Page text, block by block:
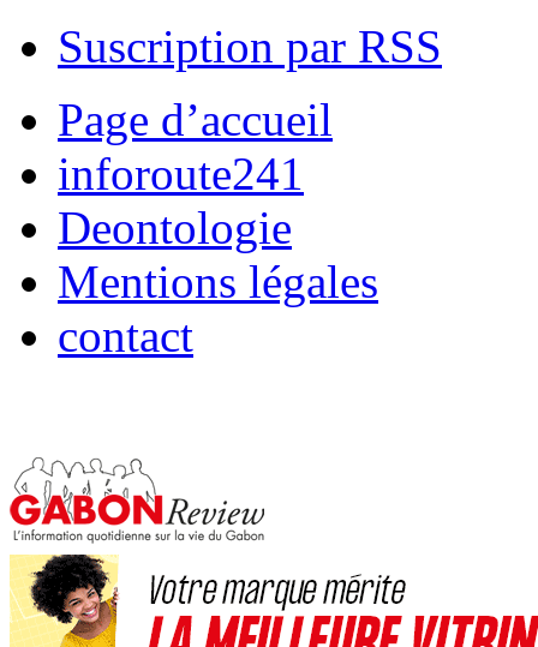
Suscription par RSS
Page d’accueil
inforoute241
Deontologie
Mentions légales
contact